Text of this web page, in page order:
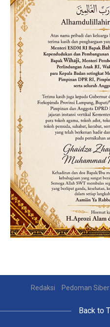
Redaksi Pedoman Siber
Back to